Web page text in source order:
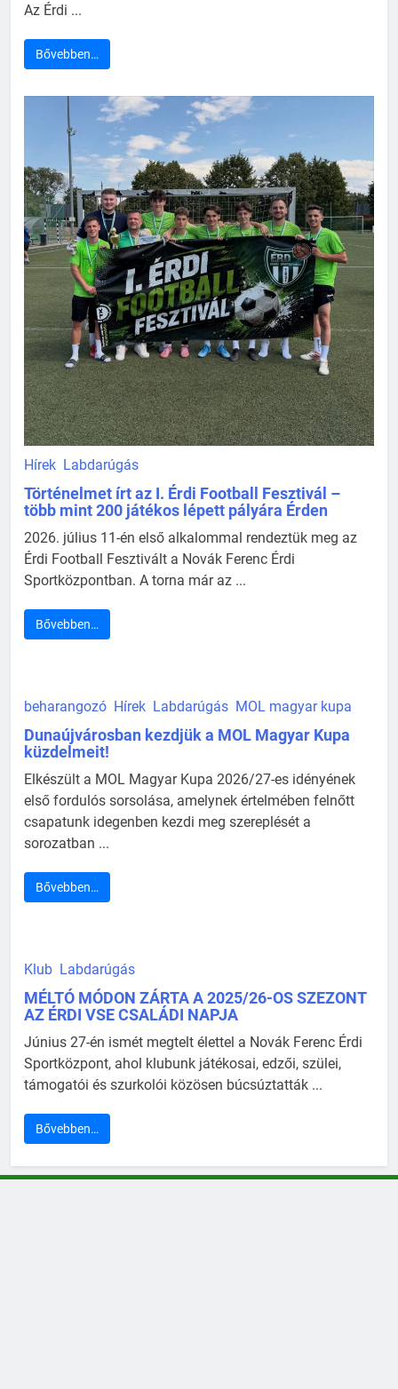
Az Érdi ...
Bővebben…
Hírek Labdarúgás
Történelmet írt az I. Érdi Football Fesztivál –
több mint 200 játékos lépett pályára Érden
2026. július 11-én első alkalommal rendeztük meg az
Érdi Football Fesztivált a Novák Ferenc Érdi
Sportközpontban. A torna már az ...
Bővebben…
beharangozó Hírek Labdarúgás MOL magyar kupa
Dunaújvárosban kezdjük a MOL Magyar Kupa
küzdelmeit!
Elkészült a MOL Magyar Kupa 2026/27-es idényének
első fordulós sorsolása, amelynek értelmében felnőtt
csapatunk idegenben kezdi meg szereplését a
sorozatban ...
Bővebben…
Klub Labdarúgás
MÉLTÓ MÓDON ZÁRTA A 2025/26-OS SZEZONT
AZ ÉRDI VSE CSALÁDI NAPJA
Június 27-én ismét megtelt élettel a Novák Ferenc Érdi
Sportközpont, ahol klubunk játékosai, edzői, szülei,
támogatói és szurkolói közösen búcsúztatták ...
Bővebben…